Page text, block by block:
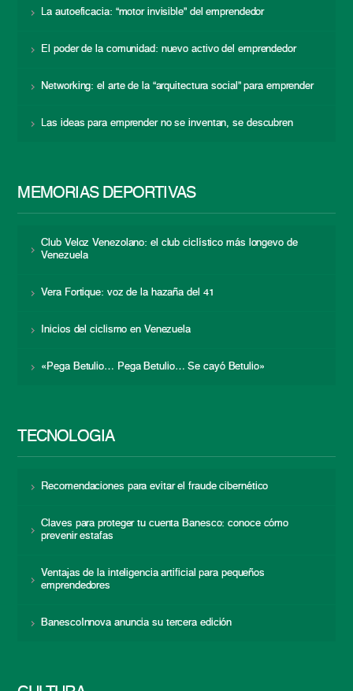
La autoeficacia: “motor invisible” del emprendedor
El poder de la comunidad: nuevo activo del emprendedor
Networking: el arte de la “arquitectura social” para emprender
Las ideas para emprender no se inventan, se descubren
MEMORIAS DEPORTIVAS
Club Veloz Venezolano: el club ciclístico más longevo de
Venezuela
Vera Fortique: voz de la hazaña del 41
Inicios del ciclismo en Venezuela
«Pega Betulio… Pega Betulio… Se cayó Betulio»
TECNOLOGÍA
Recomendaciones para evitar el fraude cibernético
Claves para proteger tu cuenta Banesco: conoce cómo
prevenir estafas
Ventajas de la inteligencia artificial para pequeños
emprendedores
BanescoInnova anuncia su tercera edición